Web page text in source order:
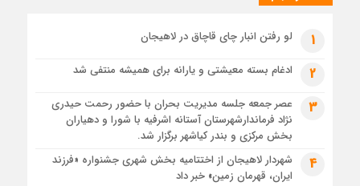
4 هفته قبل
رئوف
تصاویر هوایی مراسم تشییع پیکر مطهر آقای شهید ایران – مشهد
مراسم تشییع پیکر مطهر آقای شهید ایران – مشهد
1 لو رفتن انبار چای قاچاق در لاهیجان
2 ادغام بسته معیشتی و یارانه برای همیشه منتفی شد
3
عصر جمعه جلسه مدیریت بحران با حضور رحمت حیدری
نژاد فرماندارشهرستان آستانه اشرفیه با شورا و دهیاران
بخش مرکزی و بندر کیاشهر برگزار شد.
4
شهردار لاهیجان از اختتامیه بخش شهری جشنواره «فرزند
ایران، قهرمان زمین» خبر داد